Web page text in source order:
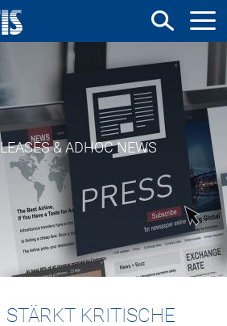
& ADHOC NEWS
STÄRKT KRITISCHE